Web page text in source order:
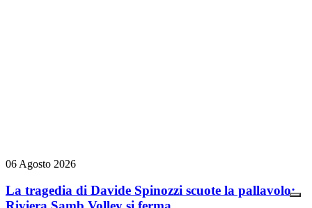
06 Agosto 2026
La tragedia di Davide Spinozzi scuote la pallavolo: